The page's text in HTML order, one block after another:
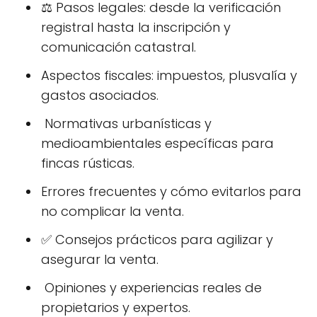
⚖️ Pasos legales: desde la verificación
registral hasta la inscripción y
comunicación catastral.
Aspectos fiscales: impuestos, plusvalía y
gastos asociados.
️ Normativas urbanísticas y
medioambientales específicas para
fincas rústicas.
Errores frecuentes y cómo evitarlos para
no complicar la venta.
✅ Consejos prácticos para agilizar y
asegurar la venta.
️ Opiniones y experiencias reales de
propietarios y expertos.